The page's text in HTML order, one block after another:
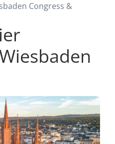
Congress &